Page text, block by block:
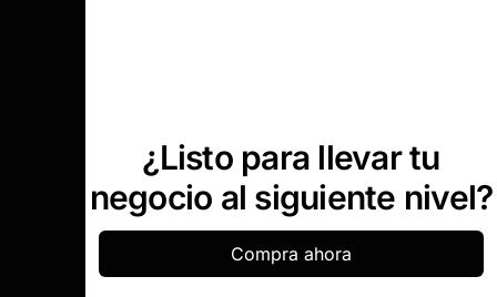
¿Listo para llevar tu
negocio al siguiente nivel?
Compra ahora